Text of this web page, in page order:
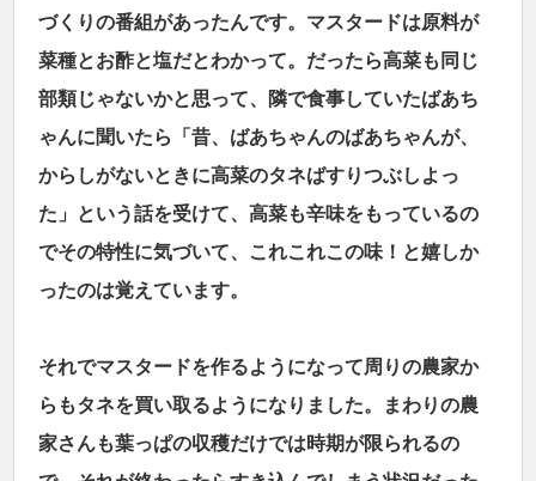
づくりの番組があったんです。マスタードは原料が
菜種とお酢と塩だとわかって。だったら高菜も同じ
部類じゃないかと思って、隣で食事していたばあち
ゃんに聞いたら「昔、ばあちゃんのばあちゃんが、
からしがないときに高菜のタネばすりつぶしよっ
た」という話を受けて、高菜も辛味をもっているの
でその特性に気づいて、これこれこの味！と嬉しか
ったのは覚えています。
それでマスタードを作るようになって周りの農家か
らもタネを買い取るようになりました。まわりの農
家さんも葉っぱの収穫だけでは時期が限られるの